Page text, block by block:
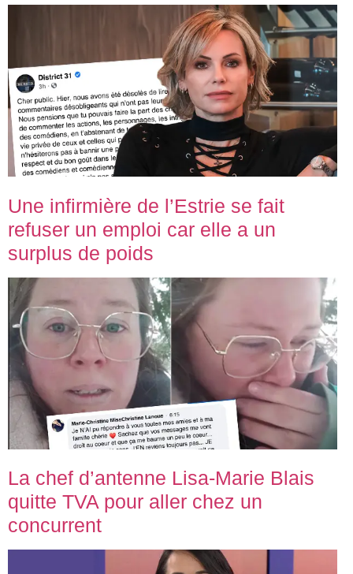
Une infirmière de l’Estrie se fait
refuser un emploi car elle a un
surplus de poids
La chef d’antenne Lisa-Marie Blais
quitte TVA pour aller chez un
concurrent